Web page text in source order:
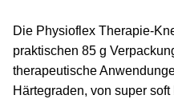
Die Physioflex Therapie-
praktischen 85 g
therapeutische
Härtegraden, von super